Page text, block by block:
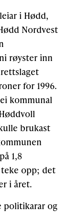
i Hødd,
Nordvest
røyster inn
for 1996.
kommunal
brukast
1,8
opp; det
i året.
politikarar og